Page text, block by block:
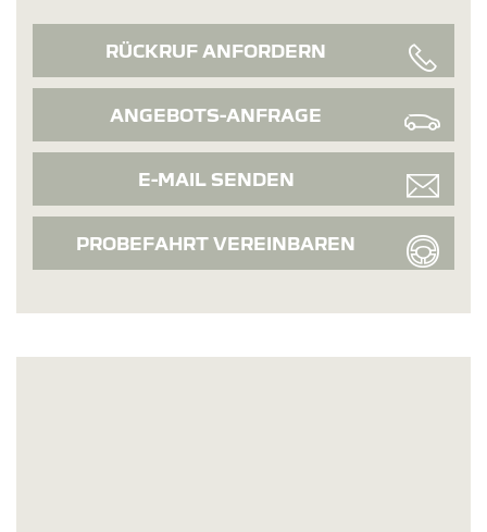
RÜCKRUF ANFORDERN
ANGEBOTS-ANFRAGE
E-MAIL SENDEN
PROBEFAHRT VEREINBAREN